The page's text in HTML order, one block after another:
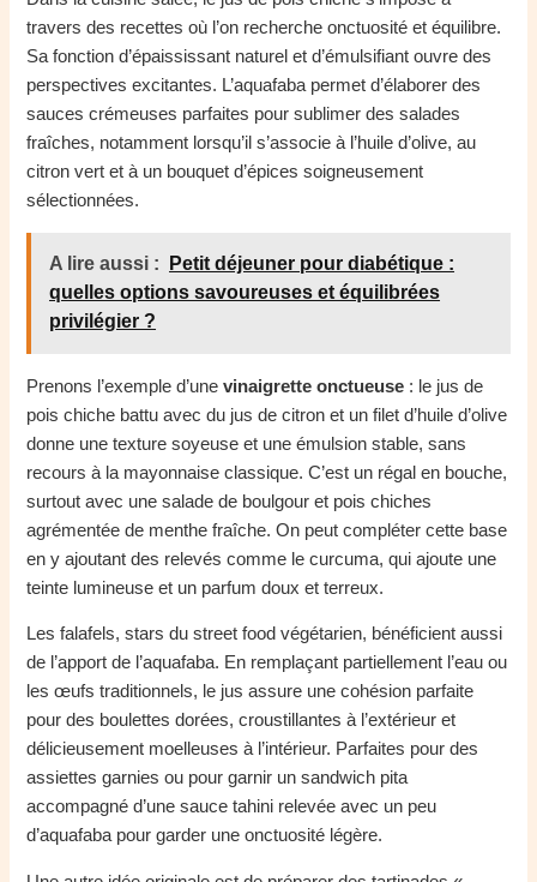
travers des recettes où l’on recherche onctuosité et équilibre.
Sa fonction d’épaississant naturel et d’émulsifiant ouvre des
perspectives excitantes. L’aquafaba permet d’élaborer des
sauces crémeuses parfaites pour sublimer des salades
fraîches, notamment lorsqu’il s’associe à l’huile d’olive, au
citron vert et à un bouquet d’épices soigneusement
sélectionnées.
A lire aussi :
Petit déjeuner pour diabétique :
quelles options savoureuses et équilibrées
privilégier ?
Prenons l’exemple d’unevinaigrette onctueuse : le jus de
pois chiche battu avec du jus de citron et un filet d’huile d’olive
donne une texture soyeuse et une émulsion stable, sans
recours à la mayonnaise classique. C’est un régal en bouche,
surtout avec une salade de boulgour et pois chiches
agrémentée de menthe fraîche. On peut compléter cette base
en y ajoutant des relevés comme le curcuma, qui ajoute une
teinte lumineuse et un parfum doux et terreux.
Les falafels, stars du street food végétarien, bénéficient aussi
de l’apport de l’aquafaba. En remplaçant partiellement l’eau ou
les œufs traditionnels, le jus assure une cohésion parfaite
pour des boulettes dorées, croustillantes à l’extérieur et
délicieusement moelleuses à l’intérieur. Parfaites pour des
assiettes garnies ou pour garnir un sandwich pita
accompagné d’une sauce tahini relevée avec un peu
d’aquafaba pour garder une onctuosité légère.